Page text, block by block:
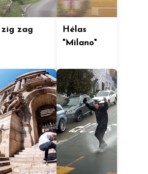
zig zag
Hélas
"Milano"